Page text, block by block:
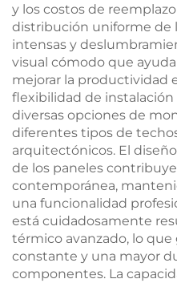
y los costos de
distribución uniforme de
intensas y
visual cómodo que
mejorar la productividad
flexibilidad de instalación
diversas opciones de
diferentes tipos de
arquitectónicos. El
de los paneles
contemporánea,
una funcionalidad
está cuidadosamente
térmico avanzado, lo
constante y una mayor
componentes. La